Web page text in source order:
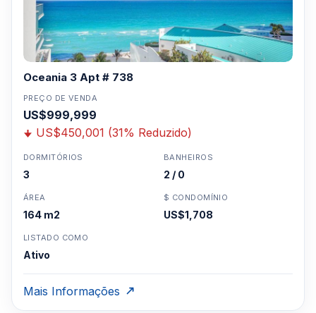
Oceania 3 Apt # 738
PREÇO DE VENDA
US$999,999
US$450,001 (31% Reduzido)
DORMITÓRIOS
3
BANHEIROS
2 / 0
ÁREA
164 m2
$ CONDOMÍNIO
US$1,708
LISTADO COMO
Ativo
Mais Informações